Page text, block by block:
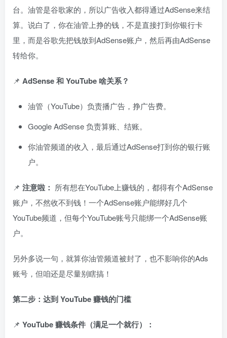
台。油管是谷歌家的，所以广告收入都得通过AdSense来结
算。说白了，你在油管上挣的钱，不是直接打到你银行卡
里，而是谷歌先把钱放到AdSense账户，然后再由AdSense
转给你。
📌 AdSense 和 YouTube 啥关系？
油管（YouTube）负责播广告，挣广告费。
Google AdSense 负责算账、结账。
你油管频道的收入，最后通过AdSense打到你的银行账
户。
📌 注意啦： 所有想在YouTube上赚钱的，都得有个AdSense
账户，不然收不到钱！一个AdSense账户能绑好几个
YouTube频道，但每个YouTube账号只能绑一个AdSense账
户。
另外多说一句，就算你油管频道被封了，也不影响你的Ads
账号，但咱还是尽量别瞎搞！
第二步：达到 YouTube 赚钱的门槛
📌 YouTube 赚钱条件（满足一个就行）：